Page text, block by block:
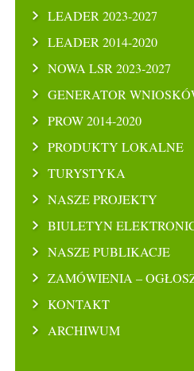
LEADER 2023-2027
LEADER 2014-2020
NOWA LSR 2023-2027
GENERATOR
PROW 2014-2020
PRODUKTY LOKALNE
TURYSTYKA
NASZE PROJEKTY
BIULETYN
NASZE PUBLIKACJE
ZAMÓWIENIA –
KONTAKT
ARCHIWUM